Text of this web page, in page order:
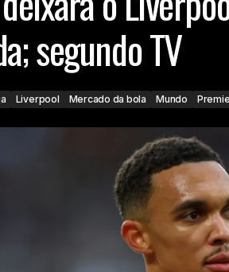
segundo TV
Liverpool Mercado da bola Mundo